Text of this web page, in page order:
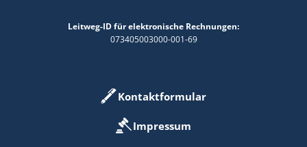
Leitweg-ID für elektronische Rechnungen:
073405003000-001-69
Kontaktformular
Impressum